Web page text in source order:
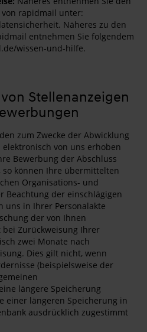
rapidmail unter:
Näheres zu den
entnehmen Sie folgendem
wissen-und-hilfe.
Stellenanzeigen
zum Zwecke der Abwicklung
von uns erhoben
Bewerbung der Abschluss
so können Ihre übermittelten
Organisations- und
Beachtung der einschlägigen
uns in Ihrer Personalakte
der von Ihnen
Zurückweisung Ihrer
zwei Monate nach
Dies gilt nicht, wenn
(beispielsweise der
längere Speicherung
einer längeren Speicherung in
ausdrücklich zugestimmt